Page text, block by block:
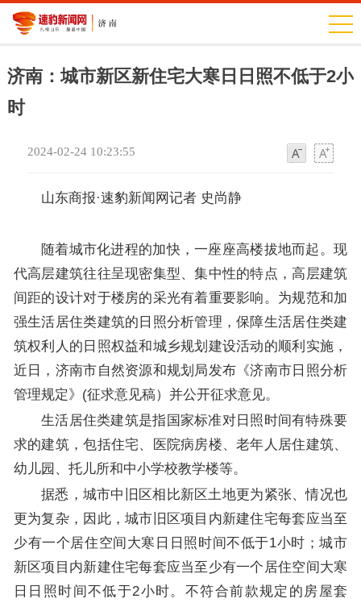
济南：城市新区新住宅大寒日日照不低于2小
时
2024-02-24 10:23:55
山东商报·速豹新闻网记者 史尚静
随着城市化进程的加快，一座座高楼拔地而起。现
代高层建筑往往呈现密集型、集中性的特点，高层建筑
间距的设计对于楼房的采光有着重要影响。为规范和加
强生活居住类建筑的日照分析管理，保障生活居住类建
筑权利人的日照权益和城乡规划建设活动的顺利实施，
近日，济南市自然资源和规划局发布《济南市日照分析
管理规定》(征求意见稿）并公开征求意见。
生活居住类建筑是指国家标准对日照时间有特殊要
求的建筑，包括住宅、医院病房楼、老年人居住建筑、
幼儿园、托儿所和中小学校教学楼等。
据悉，城市中旧区相比新区土地更为紧张、情况也
更为复杂，因此，城市旧区项目内新建住宅每套应当至
少有一个居住空间大寒日日照时间不低于1小时；城市
新区项目内新建住宅每套应当至少有一个居住空间大寒
日日照时间不低于2小时。不符合前款规定的房屋套